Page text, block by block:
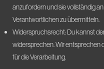
anzufordern und sie vollständig
Verantwortlichen zu übermitteln.
Widerspruchsrecht: Du kannst
widersprechen. Wir entsprechen
für die Verarbeitung.